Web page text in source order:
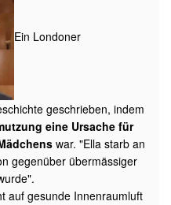
Ein Londoner
geschrieben, indem
eine Ursache für
war. "Ella starb an
gegenüber übermässiger
auf gesunde Innenraumluft